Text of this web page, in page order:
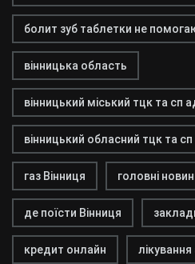
болит зуб таблетки не
вінницька область
вінницький міський тцк та сп
вінницький обласний тцк та сп
газ Вінниця головні
де поїсти Вінниця
кредит онлайн